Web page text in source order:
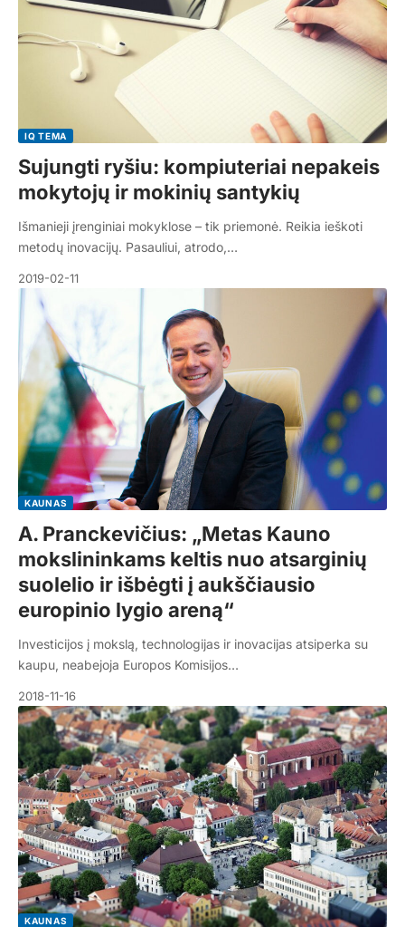
IQ TEMA
Sujungti ryšiu: kompiuteriai nepakeis
mokytojų ir mokinių santykių
Išmanieji įrenginiai mokyklose – tik priemonė. Reikia ieškoti
metodų inovacijų. Pasauliui, atrodo,…
2019-02-11
KAUNAS
A. Pranckevičius: „Metas Kauno
mokslininkams keltis nuo atsarginių
suolelio ir išbėgti į aukščiausio
europinio lygio areną“
Investicijos į mokslą, technologijas ir inovacijas atsiperka su
kaupu, neabejoja Europos Komisijos…
2018-11-16
KAUNAS